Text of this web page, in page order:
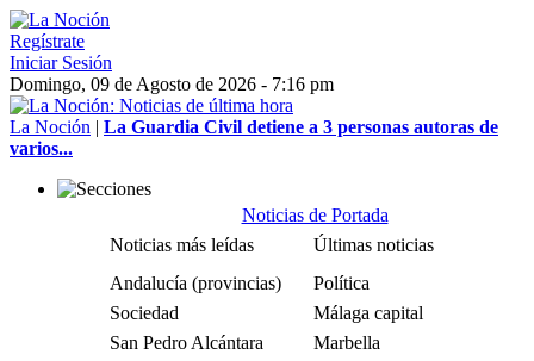
Regístrate
Iniciar Sesión
Domingo, 09 de Agosto de 2026 - 7:16 pm
La Noción | La Guardia Civil detiene a 3 personas autoras de
varios...
Noticias de Portada
Noticias más leídas
Últimas noticias
Andalucía (provincias)
Política
Sociedad
Málaga capital
San Pedro Alcántara
Marbella